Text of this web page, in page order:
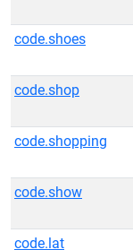
code.shoes
code.shop
code.shopping
code.show
code.lat